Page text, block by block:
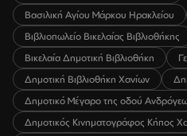
Βασιλική Αγίου Μάρκου Ηρακλείου
Βιβλιοπωλείο Βικελαίας Βιβλιοθήκης
Βικελαία Δημοτική Βιβλιοθήκη
Δημοτική Βιβλιοθήκη Χανίων
Δημοτικό Μέγαρο της οδού
Δημοτικός Κινηματογράφος Κήπος